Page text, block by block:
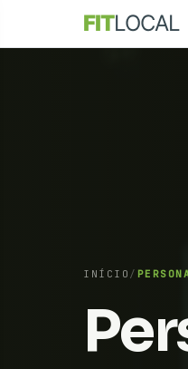
FITLOCAL
INÍCIO /